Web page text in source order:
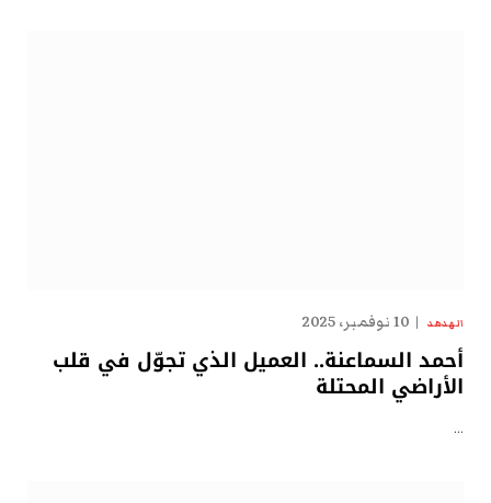
الهدهد 10 نوفمبر، 2025
أحمد السماعنة.. العميل الذي تجوّل في قلب
الأراضي المحتلة
…